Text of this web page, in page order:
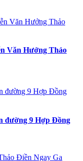
Văn Hưởng Thảo
đường 9 Hợp Đồng